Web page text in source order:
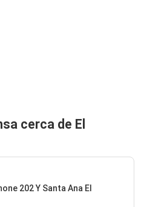
cerca de El
202 Y Santa Ana El